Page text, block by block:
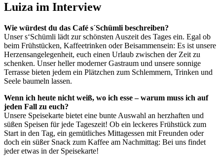
Luiza im Interview
Wie würdest du das Café s´Schümli beschreiben?
Unser s‘Schümli lädt zur schönsten Auszeit des Tages ein. Egal ob
beim Frühstücken, Kaffeetrinken oder Beisammensein: Es ist unsere
Herzensangelegenheit, euch einen Urlaub zwischen der Zeit zu
schenken. Unser heller moderner Gastraum und unsere sonnige
Terrasse bieten jedem ein Plätzchen zum Schlemmern, Trinken und
Seele baumeln lassen.
Wenn ich heute nicht weiß, wo ich esse – warum muss ich auf
jeden Fall zu euch?
Unsere Speisekarte bietet eine bunte Auswahl an herzhaften und
süßen Speisen für jede Tageszeit! Ob ein leckeres Frühstück zum
Start in den Tag, ein gemütliches Mittagessen mit Freunden oder
doch ein süßer Snack zum Kaffee am Nachmittag: Bei uns findet
jeder etwas in der Speisekarte!